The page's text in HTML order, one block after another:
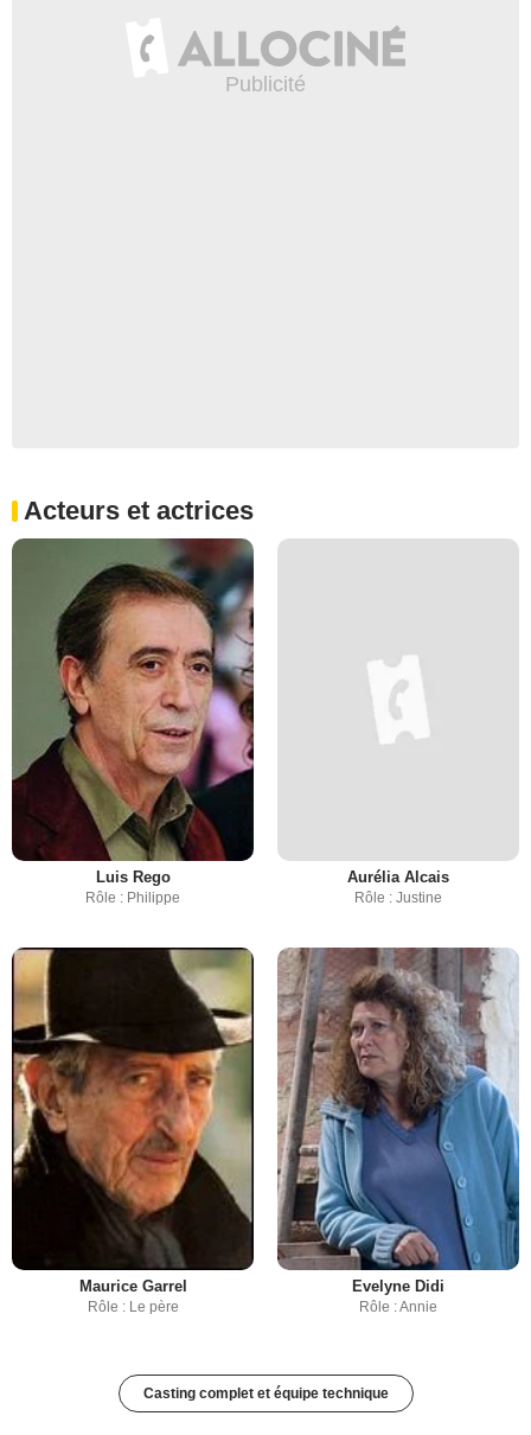
Acteurs et actrices
Luis Rego
Rôle : Philippe
Aurélia Alcais
Rôle : Justine
Maurice Garrel
Rôle : Le père
Evelyne Didi
Rôle : Annie
Casting complet et équipe technique